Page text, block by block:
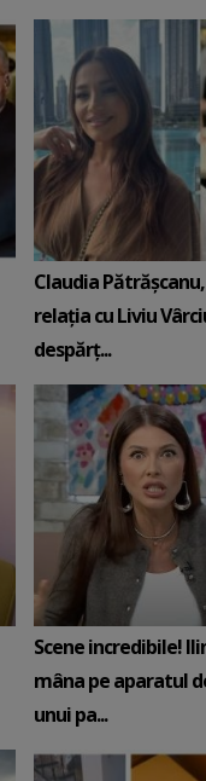
Claudia
relația cu Liviu
despărț...
Scene incredibile!
mâna pe aparatul
unui pa...